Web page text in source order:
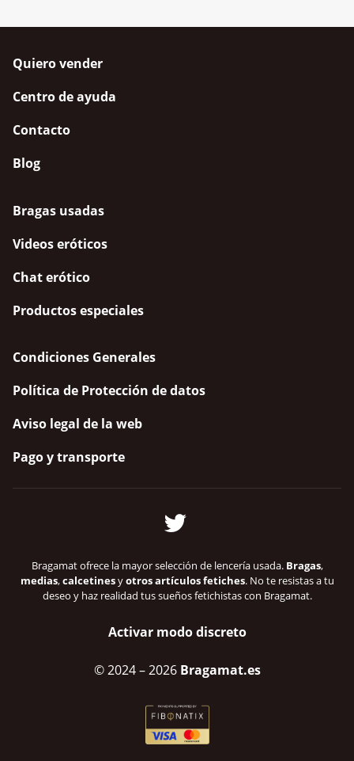
Quiero vender
Centro de ayuda
Contacto
Blog
Bragas usadas
Videos eróticos
Chat erótico
Productos especiales
Condiciones Generales
Política de Protección de datos
Aviso legal de la web
Pago y transporte
Bragamat ofrece la mayor selección de lencería usada. Bragas,
medias,calcetinesyotros artículos fetiches. No te resistas a tu
deseo y haz realidad tus sueños fetichistas con Bragamat.
Activar modo discreto
© 2024– 2026 Bragamat.es